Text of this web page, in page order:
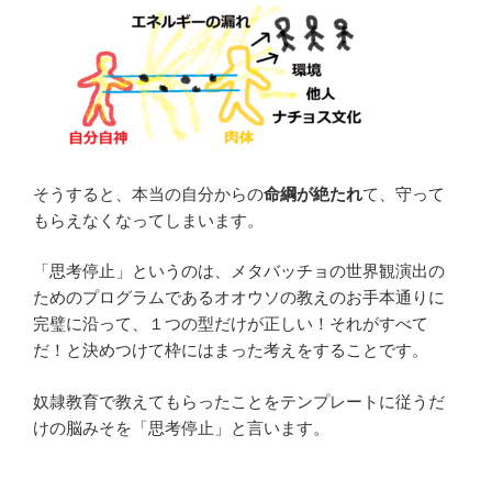
そうすると、本当の自分からの命綱が絶たれて、守って
もらえなくなってしまいます。
「思考停止」というのは、メタバッチョの世界観演出の
ためのプログラムであるオオウソの教えのお手本通りに
完璧に沿って、１つの型だけが正しい！それがすべて
だ！と決めつけて枠にはまった考えをすることです。
奴隷教育で教えてもらったことをテンプレートに従うだ
けの脳みそを「思考停止」と言います。